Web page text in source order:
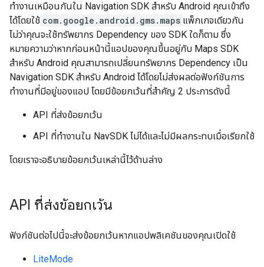
ทำงานเหมือนกันใน Navigation SDK สำหรับ Android คุณเข้าถึง
ได้โดยใช้ com.google.android.gms.maps แพ็กเกจเดียวกัน
ไม่ว่าคุณจะใช้ทรัพยากร Dependency ของ SDK ใดก็ตาม ซึ่ง
หมายความว่าหากก่อนหน้านี้แอปของคุณขึ้นอยู่กับ Maps SDK
สำหรับ Android คุณสามารถเปลี่ยนทรัพยากร Dependency เป็น
Navigation SDK สำหรับ Android ได้โดยไม่ส่งผลต่อฟังก์ชันการ
ทำงานที่มีอยู่ของแอป โดยมีข้อยกเว้นที่สำคัญ 2 ประการดังนี้
API ที่ส่งข้อยกเว้น
API ที่ทำงานใน NavSDK ไม่ได้และไม่มีผลกระทบเมื่อเรียกใช้
โดยเราจะอธิบายข้อยกเว้นเหล่านี้ไว้ด้านล่าง
API ที่ส่งข้อยกเว้น
ฟังก์ชันต่อไปนี้จะส่งข้อยกเว้นหากแอปพลิเคชันของคุณเปิดใช้
LiteMode